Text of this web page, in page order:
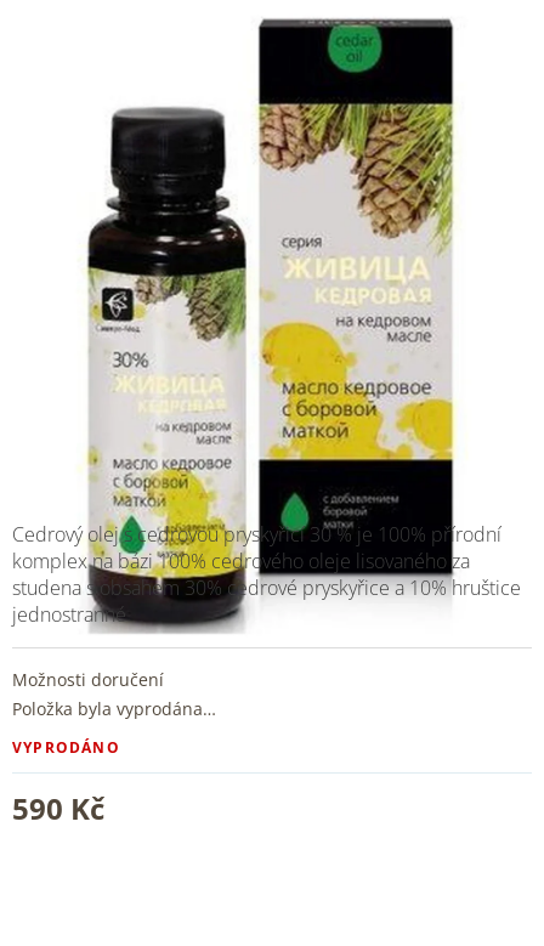
590 Kč
VYPRODÁNO
Možnosti doručení
Položka byla vyprodána…
Cedrový olej s cedrovou pryskyřicí 30 % je 100% přírodní
komplex na bázi 100% cedrového oleje lisovaného za
studena s obsahem 30% cedrové pryskyřice a 10% hruštice
jednostranné